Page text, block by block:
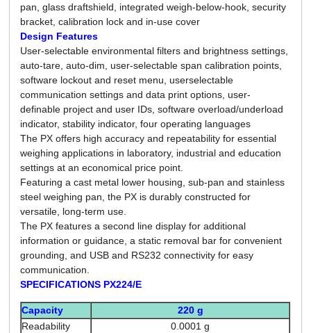
pan, glass draftshield, integrated weigh-below-hook, security
bracket, calibration lock and in-use cover
Design Features
User-selectable environmental filters and brightness settings,
auto-tare, auto-dim, user-selectable span calibration points,
software lockout and reset menu, userselectable
communication settings and data print options, user-
definable project and user IDs, software overload/underload
indicator, stability indicator, four operating languages
The PX offers high accuracy and repeatability for essential
weighing applications in laboratory, industrial and education
settings at an economical price point.
Featuring a cast metal lower housing, sub-pan and stainless
steel weighing pan, the PX is durably constructed for
versatile, long-term use.
The PX features a second line display for additional
information or guidance, a static removal bar for convenient
grounding, and USB and RS232 connectivity for easy
communication.
SPECIFICATIONS PX224/E
Capacity
220 g
Readability
0.0001 g